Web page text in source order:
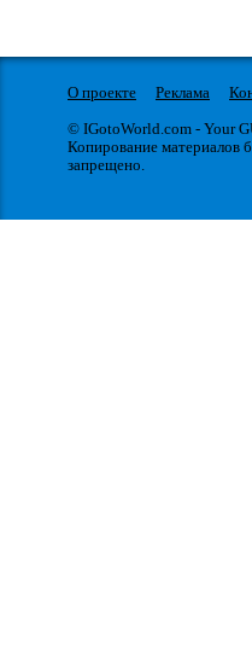
О проекте Реклама
© IGotoWorld.com - Your
Копирование материалов
запрещено.